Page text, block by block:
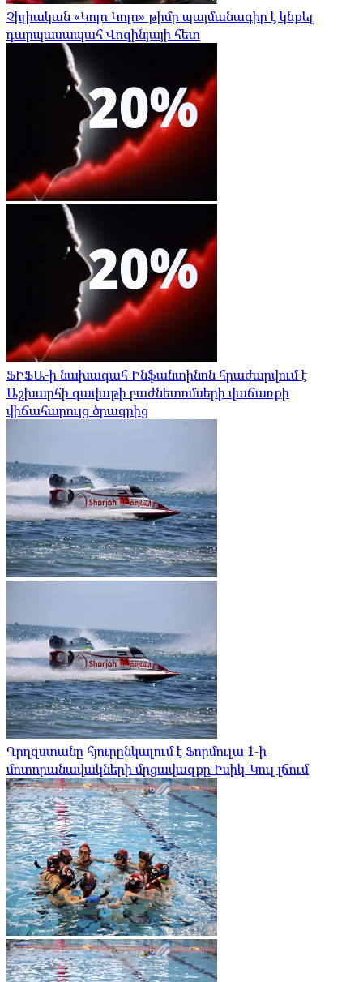
Չիլիական «Կոլո Կոլո» թիմը պայմանագիր է կնքել
դարպասապահ Վոզինյայի հետ
ՖԻՖԱ-ի նախագահ Ինֆանտինոն հրաժարվում է
Աշխարհի գավաթի բաժնետոմսերի վաճառքի
վիճահարույց ծրագրից
Ղրղզստանը հյուրընկալում է Ֆորմուլա 1-ի
մոտորանավակների մրցավազքը Իսիկ-Կուլ լճում